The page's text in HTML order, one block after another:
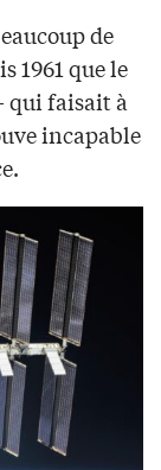
de
1961 que le
qui faisait à
incapable